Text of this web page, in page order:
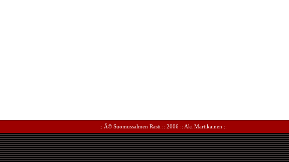
:: Â© Suomussalmen Rasti :: 2006 :: Aki Martikainen ::